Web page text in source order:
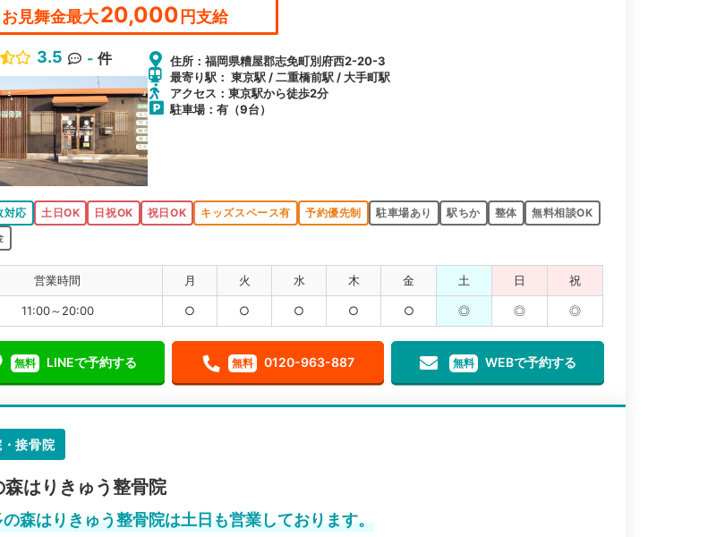
お見舞金最大20,000円支給
3.5 - 件
住所：福岡県糟屋郡志免町別府西2-20-3
最寄り駅： 東京駅 / 二重橋前駅 / 大手町駅
アクセス：東京駅から徒歩2分
駐車場：有（9台）
対応 土日OK 日祝OK 祝日OK キッズスペース有 予約優先制 駐車場あり 駅ちか 整体
無料相談OK
営業時間 月 火 水 木 金 土 日 祝
11:00～20:00 ○ ○ ○ ○ ○ ◎ ◎ ◎
無料 LINEで予約する 無料 0120-963-887 無料 WEBで予約する
接骨院
森はりきゅう整骨院
の森はりきゅう整骨院は土日も営業しております。